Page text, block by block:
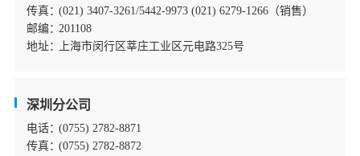
传真：(021) 3407-3261/5442-9973 (021) 6279-1266（销售）
邮编：201108
地址：
上海市闵行区莘庄工业区元电路325号
深圳分公司
电话：(0755) 2782-8871
传真：(0755) 2782-8872